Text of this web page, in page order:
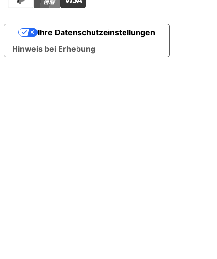
Hinweis bei Erhebung
Ihre Datenschutzeinstellungen